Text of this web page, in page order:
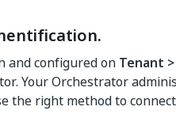
and configured on Tenant
Your Orchestrator
the right method to